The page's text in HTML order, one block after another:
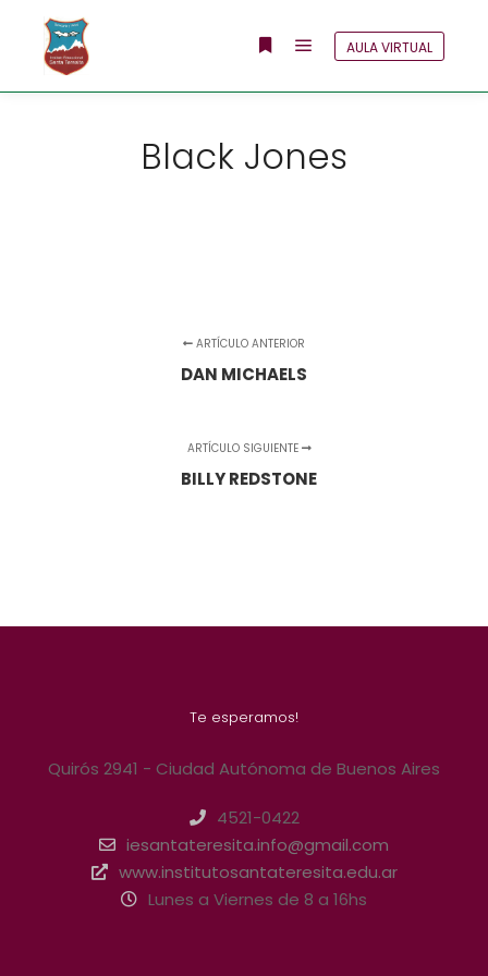
AULA VIRTUAL
Black Jones
ARTÍCULO ANTERIOR
DAN MICHAELS
ARTÍCULO SIGUIENTE
BILLY REDSTONE
Te esperamos!
Quirós 2941 - Ciudad Autónoma de Buenos Aires
4521-0422
iesantateresita.info@gmail.com
www.institutosantateresita.edu.ar
Lunes a Viernes de 8 a 16hs